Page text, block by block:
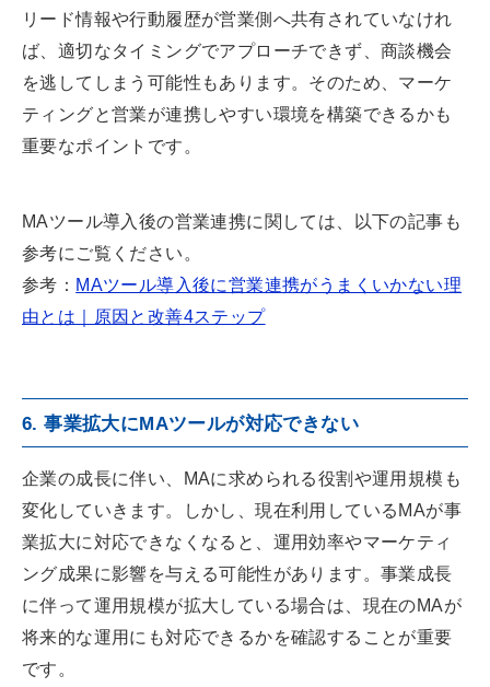
リード情報や行動履歴が営業側へ共有されていなけれ
ば、適切なタイミングでアプローチできず、商談機会
を逃してしまう可能性もあります。そのため、マーケ
ティングと営業が連携しやすい環境を構築できるかも
重要なポイントです。
MAツール導入後の営業連携に関しては、以下の記事も
参考にご覧ください。
参考： MAツール導入後に営業連携がうまくいかない理
由とは｜原因と改善4ステップ
6. 事業拡大にMAツールが対応できない
企業の成長に伴い、MAに求められる役割や運用規模も
変化していきます。しかし、現在利用しているMAが事
業拡大に対応できなくなると、運用効率やマーケティ
ング成果に影響を与える可能性があります。事業成長
に伴って運用規模が拡大している場合は、現在のMAが
将来的な運用にも対応できるかを確認することが重要
です。